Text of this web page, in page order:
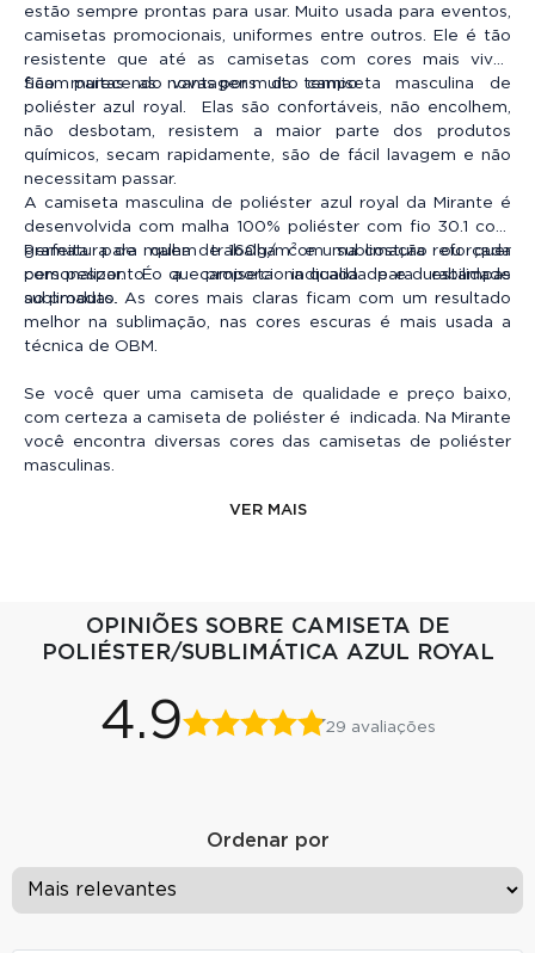
estão sempre prontas para usar. Muito usada para eventos,
camisetas promocionais, uniformes entre outros. Ele é tão
resistente que até as camisetas com cores mais vivas
ficam parecendo novas por muito tempo.
São muitas as vantagens da camiseta masculina de
poliéster azul royal. Elas são confortáveis, não encolhem,
não desbotam, resistem a maior parte dos produtos
químicos, secam rapidamente, são de fácil lavagem e não
necessitam passar.
A camiseta masculina de poliéster azul royal da Mirante é
desenvolvida com malha 100% poliéster com fio 30.1 com
gramatura de malha de 160g/m² e uma costura reforçada
com pesponto o que proporciona qualidade e durabilidade
ao produto.
Perfeita para quem trabalha com sublimação ou quer
personalizar. É a camiseta indicada para estampas
sublimadas. As cores mais claras ficam com um resultado
melhor na sublimação, nas cores escuras é mais usada a
técnica de OBM.
Se você quer uma camiseta de qualidade e preço baixo,
com certeza a camiseta de poliéster é indicada. Na Mirante
você encontra diversas cores das camisetas de poliéster
masculinas.
VER MAIS
OPINIÕES SOBRE CAMISETA DE
POLIÉSTER/SUBLIMÁTICA AZUL ROYAL
4.9 29 avaliações
Ordenar por